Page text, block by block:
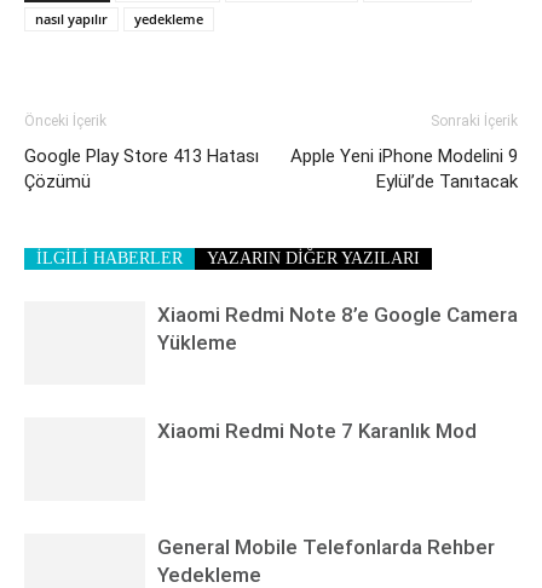
nasıl yapılır
yedekleme
Önceki İçerik
Google Play Store 413 Hatası
Çözümü
Sonraki İçerik
Apple Yeni iPhone Modelini 9
Eylül’de Tanıtacak
İLGİLİ HABERLER YAZARIN DİĞER YAZILARI
Xiaomi Redmi Note 8’e Google Camera
Yükleme
Xiaomi Redmi Note 7 Karanlık Mod
General Mobile Telefonlarda Rehber
Yedekleme